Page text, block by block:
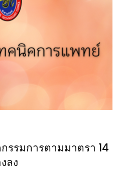
รรมการตามมาตรา 14
ลง